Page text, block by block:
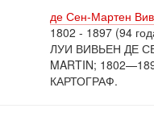
де Сен-Мартен
1802 - 1897 (94
ЛУИ ВИВЬЕН ДЕ
MARTIN;
КАРТОГРАФ.